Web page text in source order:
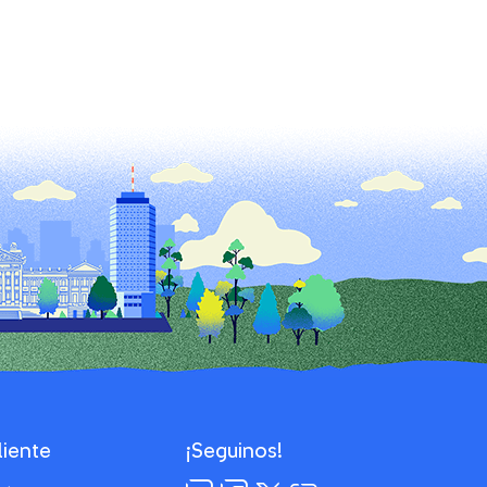
¡Seguinos!